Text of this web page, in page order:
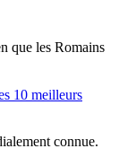
que les Romains
10 meilleurs
connue.